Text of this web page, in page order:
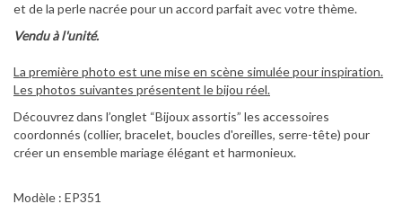
et de la perle nacrée pour un accord parfait avec votre thème.
Vendu à l'unité.
La première photo est une mise en scène simulée pour inspiration.
Les photos suivantes présentent le bijou réel.
Découvrez dans l’onglet “Bijoux assortis” les accessoires
coordonnés (collier, bracelet, boucles d'oreilles, serre-tête) pour
créer un ensemble mariage élégant et harmonieux.
Modèle : EP351